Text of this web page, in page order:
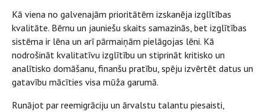
Kā viena no galvenajām prioritātēm izskanēja izglītības
kvalitāte. Bērnu un jauniešu skaits samazinās, bet izglītības
sistēma ir lēna un arī pārmaiņām pielāgojas lēni. Kā
nodrošināt kvalitatīvu izglītību un stiprināt kritisko un
analītisko domāšanu, finanšu pratību, spēju izvērtēt datus un
gatavību mācīties visa mūža garumā.
Runājot par reemigrāciju un ārvalstu talantu piesaisti,